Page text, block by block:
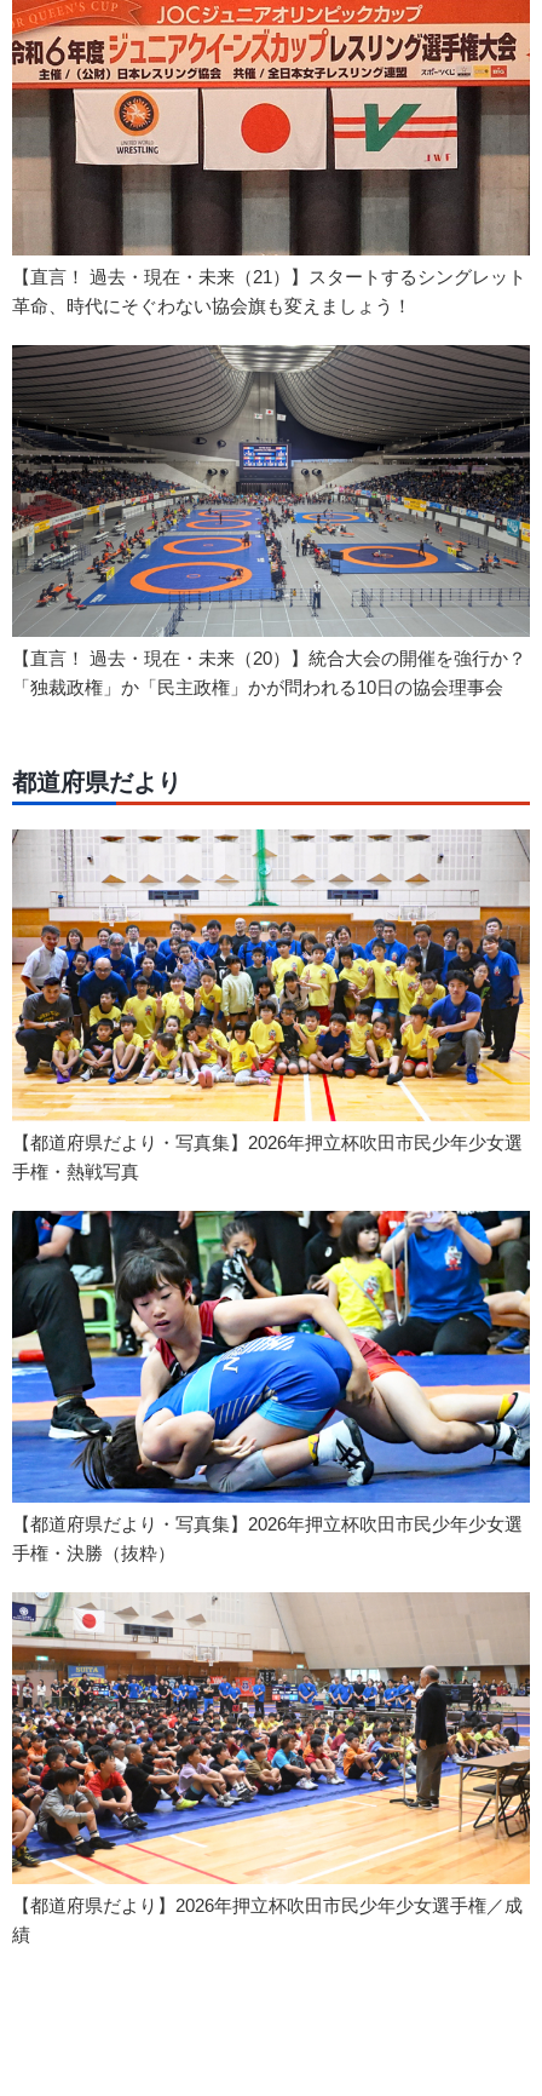
【直言！ 過去・現在・未来（21）】スタートするシングレット
革命、時代にそぐわない協会旗も変えましょう！
【直言！ 過去・現在・未来（20）】統合大会の開催を強行か？
「独裁政権」か「民主政権」かが問われる10日の協会理事会
都道府県だより
【都道府県だより・写真集】2026年押立杯吹田市民少年少女選
手権・熱戦写真
【都道府県だより・写真集】2026年押立杯吹田市民少年少女選
手権・決勝（抜粋）
【都道府県だより】2026年押立杯吹田市民少年少女選手権／成
績